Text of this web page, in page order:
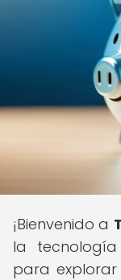
¡Bienvenido a
la
para